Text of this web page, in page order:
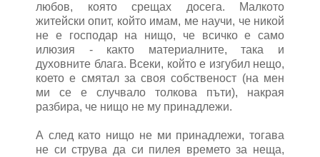
любов, която срещах досега. Малкото
житейски опит, който имам, ме научи, че никой
не е господар на нищо, че всичко е само
илюзия - както материалните, така и
духовните блага. Всеки, който е изгубил нещо,
което е смятал за своя собственост (на мен
ми се е случвало толкова пъти), накрая
разбира, че нищо не му принадлежи.
А след като нищо не ми принадлежи, тогава
не си струва да си пилея времето за неща,